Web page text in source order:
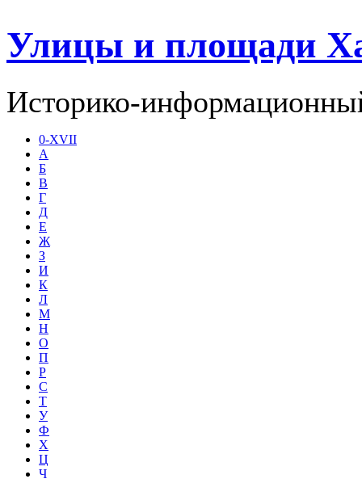
Улицы и площади
Историко-
0-XVII
А
Б
В
Г
Д
Е
Ж
З
И
К
Л
М
Н
О
П
Р
С
Т
У
Ф
Х
Ц
Ч